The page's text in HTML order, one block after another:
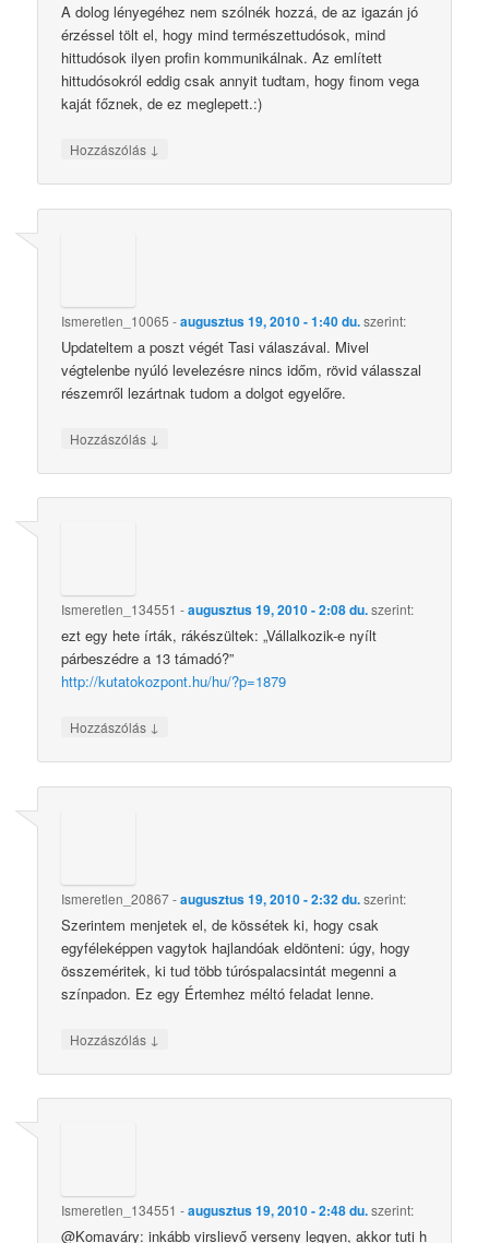
A dolog lényegéhez nem szólnék hozzá, de az igazán jó
érzéssel tölt el, hogy mind természettudósok, mind
hittudósok ilyen profin kommunikálnak. Az említett
hittudósokról eddig csak annyit tudtam, hogy finom vega
kaját főznek, de ez meglepett.:)
Hozzászólás ↓
Ismeretlen_10065 -augusztus 19, 2010 - 1:40 du.szerint:
Updateltem a poszt végét Tasi válaszával. Mivel
végtelenbe nyúló levelezésre nincs időm, rövid válasszal
részemről lezártnak tudom a dolgot egyelőre.
Hozzászólás ↓
Ismeretlen_134551 -augusztus 19, 2010 - 2:08 du.szerint:
ezt egy hete írták, rákészültek: „Vállalkozik-e nyílt
párbeszédre a 13 támadó?”
http://kutatokozpont.hu/hu/?p=1879
Hozzászólás ↓
Ismeretlen_20867-augusztus 19, 2010 - 2:32 du.szerint:
Szerintem menjetek el, de kössétek ki, hogy csak
egyféleképpen vagytok hajlandóak eldönteni: úgy, hogy
összeméritek, ki tud több túróspalacsintát megenni a
színpadon. Ez egy Értemhez méltó feladat lenne.
Hozzászólás ↓
Ismeretlen_134551 -augusztus 19, 2010 - 2:48 du.szerint:
@Komaváry: inkább virslievő verseny legyen, akkor tuti h